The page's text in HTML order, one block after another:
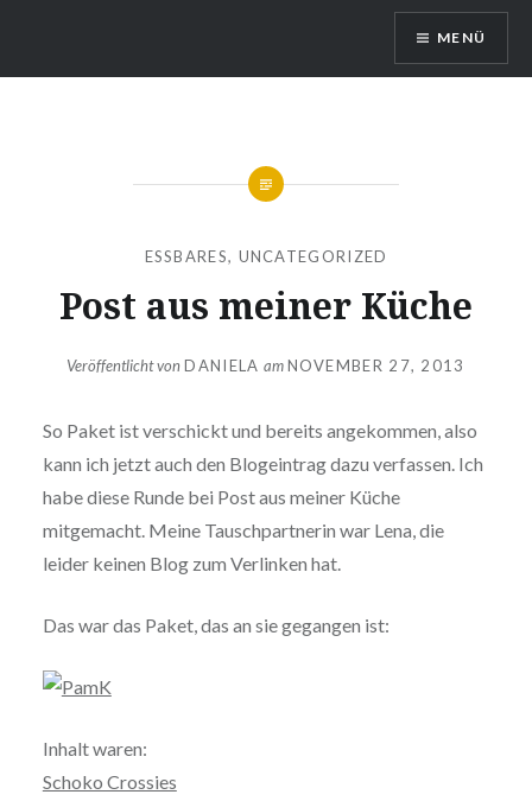
InhaltDragonDanielas Hobbyblog
MENÜ
ESSBARES, UNCATEGORIZED
Post aus meiner Küche
Veröffentlicht vonDANIELA amNOVEMBER 27, 2013
So Paket ist verschickt und bereits angekommen, also
kann ich jetzt auch den Blogeintrag dazu verfassen. Ich
habe diese Runde bei Post aus meiner Küche
mitgemacht. Meine Tauschpartnerin war Lena, die
leider keinen Blog zum Verlinken hat.
Das war das Paket, das an sie gegangen ist:
Inhalt waren:
Schoko Crossies